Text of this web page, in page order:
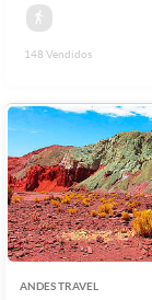
148 Vendidos
ANDES TRAVEL